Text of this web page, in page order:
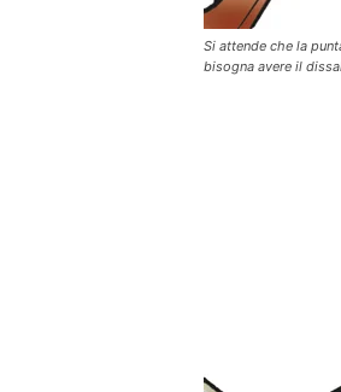
Si attende che la
bisogna avere il